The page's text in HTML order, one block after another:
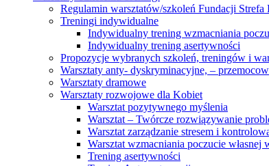
Regulamin warsztatów/szkoleń Fundacji
Treningi indywidualne
Indywidualny trening wzmacniania
Indywidualny trening asertywności
Propozycje wybranych szkoleń, treningów i
Warsztaty anty- dyskryminacyjne, –
Warsztaty dramowe
Warsztaty rozwojowe dla Kobiet
Warsztat pozytywnego myślenia
Warsztat – Twórcze rozwiązywanie
Warsztat zarządzanie stresem i
Warsztat wzmacniania poczucie własnej
Trening asertywności